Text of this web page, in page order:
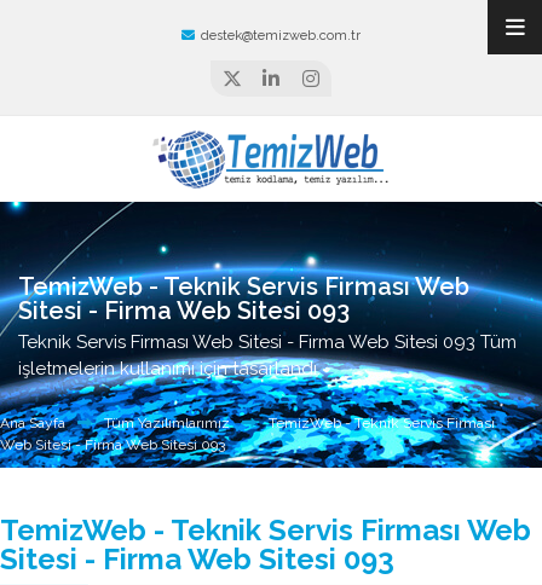
destek@temizweb.com.tr
TemizWeb - Teknik Servis Firması Web
Sitesi - Firma Web Sitesi 093
Teknik Servis Firması Web Sitesi - Firma Web Sitesi 093 Tüm
işletmelerin kullanımı için tasarlandı.
Ana Sayfa Tüm Yazılımlarımız
TemizWeb - Teknik Servis Firması
Web Sitesi - Firma Web Sitesi 093
TemizWeb - Teknik Servis Firması Web
Sitesi - Firma Web Sitesi 093